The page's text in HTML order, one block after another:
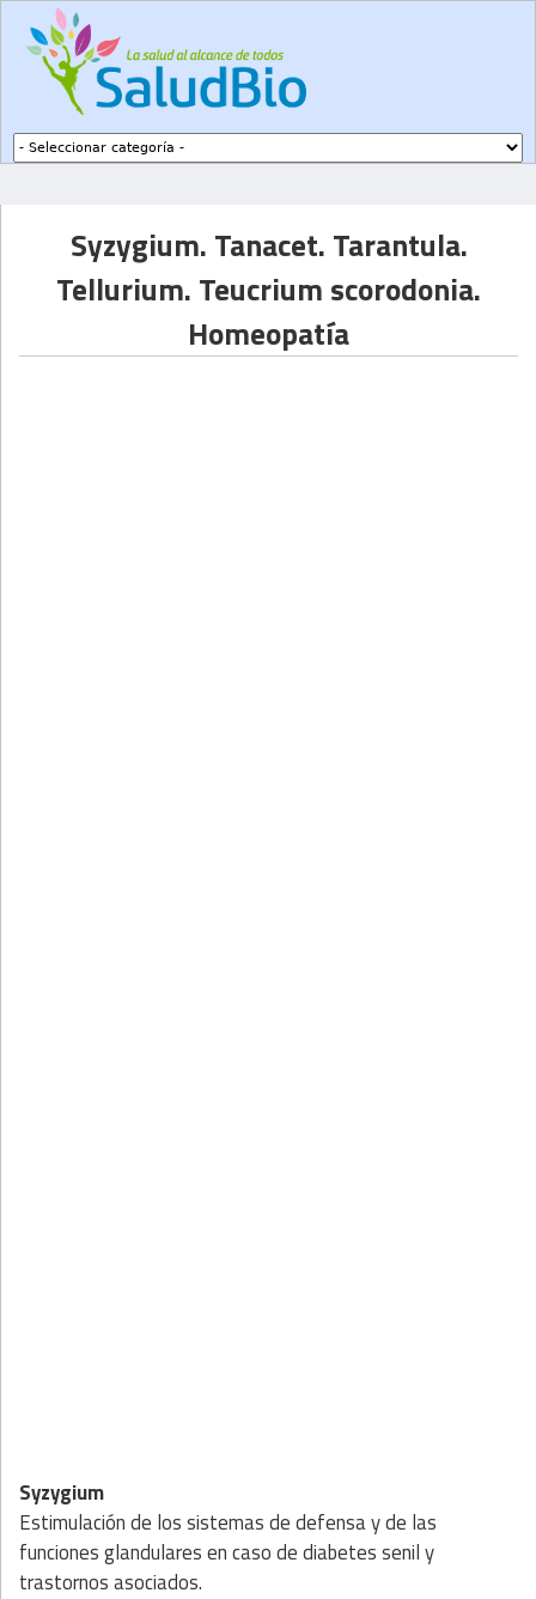
Syzygium. Tanacet. Tarantula.
Tellurium. Teucrium scorodonia.
Homeopatía
Syzygium
Estimulación de los sistemas de defensa y de las
funciones glandulares en caso de diabetes senil y
trastornos asociados.